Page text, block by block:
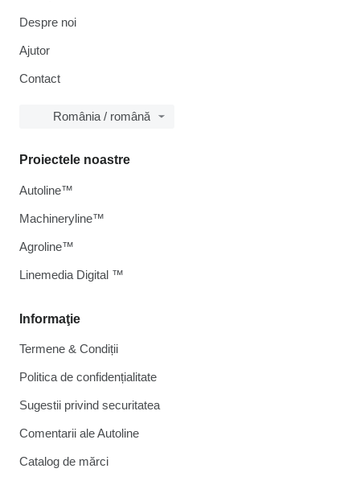
Despre noi
Ajutor
Contact
România / română
Informaţie
Termene & Condiții
Politica de confidențialitate
Sugestii privind securitatea
Comentarii ale Autoline
Catalog de mărcі
Proiectele noastre
Autoline™
Machineryline™
Agroline™
Linemedia Digital ™